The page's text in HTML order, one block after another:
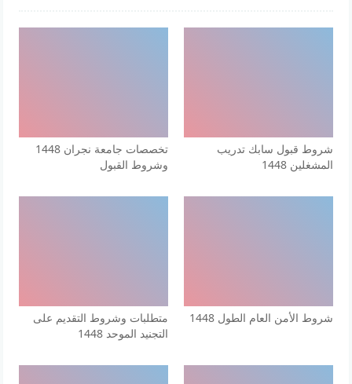
شروط قبول سابك تدريب
المشغلين 1448
تخصصات جامعة نجران 1448
وشروط القبول
شروط الأمن العام الطول 1448
متطلبات وشروط التقديم على
التجنيد الموحد 1448